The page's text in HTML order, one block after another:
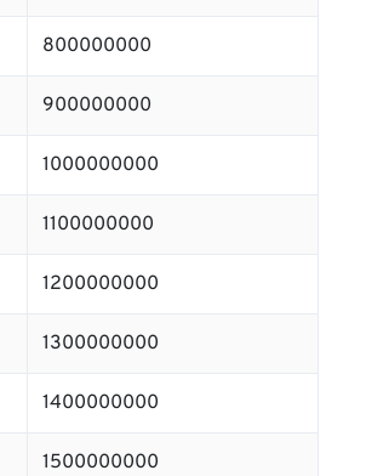
800000000
900000000
1000000000
1100000000
1200000000
1300000000
1400000000
1500000000